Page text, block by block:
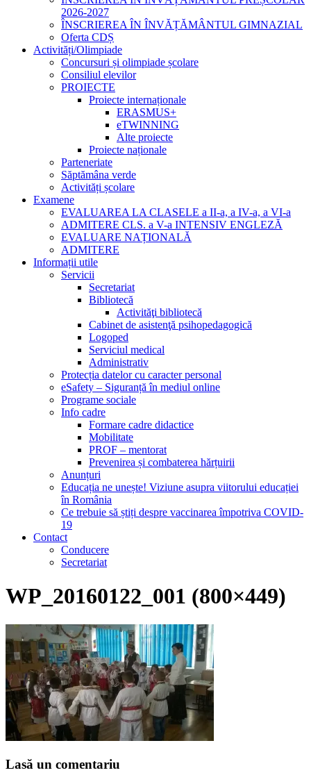
2026-2027
ÎNSCRIEREA ÎN ÎNVĂȚĂMÂNTUL GIMNAZIAL
Oferta CDȘ
Activități/Olimpiade
Concursuri și olimpiade școlare
Consiliul elevilor
PROIECTE
Proiecte internaționale
ERASMUS+
eTWINNING
Alte proiecte
Proiecte naționale
Parteneriate
Săptămâna verde
Activități școlare
Examene
EVALUAREA LA CLASELE a II-a, a IV-a, a VI-a
ADMITERE CLS. a V-a INTENSIV ENGLEZĂ
EVALUARE NAȚIONALĂ
ADMITERE
Informații utile
Servicii
Secretariat
Bibliotecă
Activităţi bibliotecă
Cabinet de asistenţă psihopedagogică
Logoped
Serviciul medical
Administrativ
Protecția datelor cu caracter personal
eSafety – Siguranță în mediul online
Programe sociale
Info cadre
Formare cadre didactice
Mobilitate
PROF – mentorat
Prevenirea și combaterea hărțuirii
Anunțuri
Educația ne unește! Viziune asupra viitorului educației
în România
Ce trebuie să știți despre vaccinarea împotriva COVID-
19
Contact
Conducere
Secretariat
WP_20160122_001 (800×449)
Lasă un comentariu